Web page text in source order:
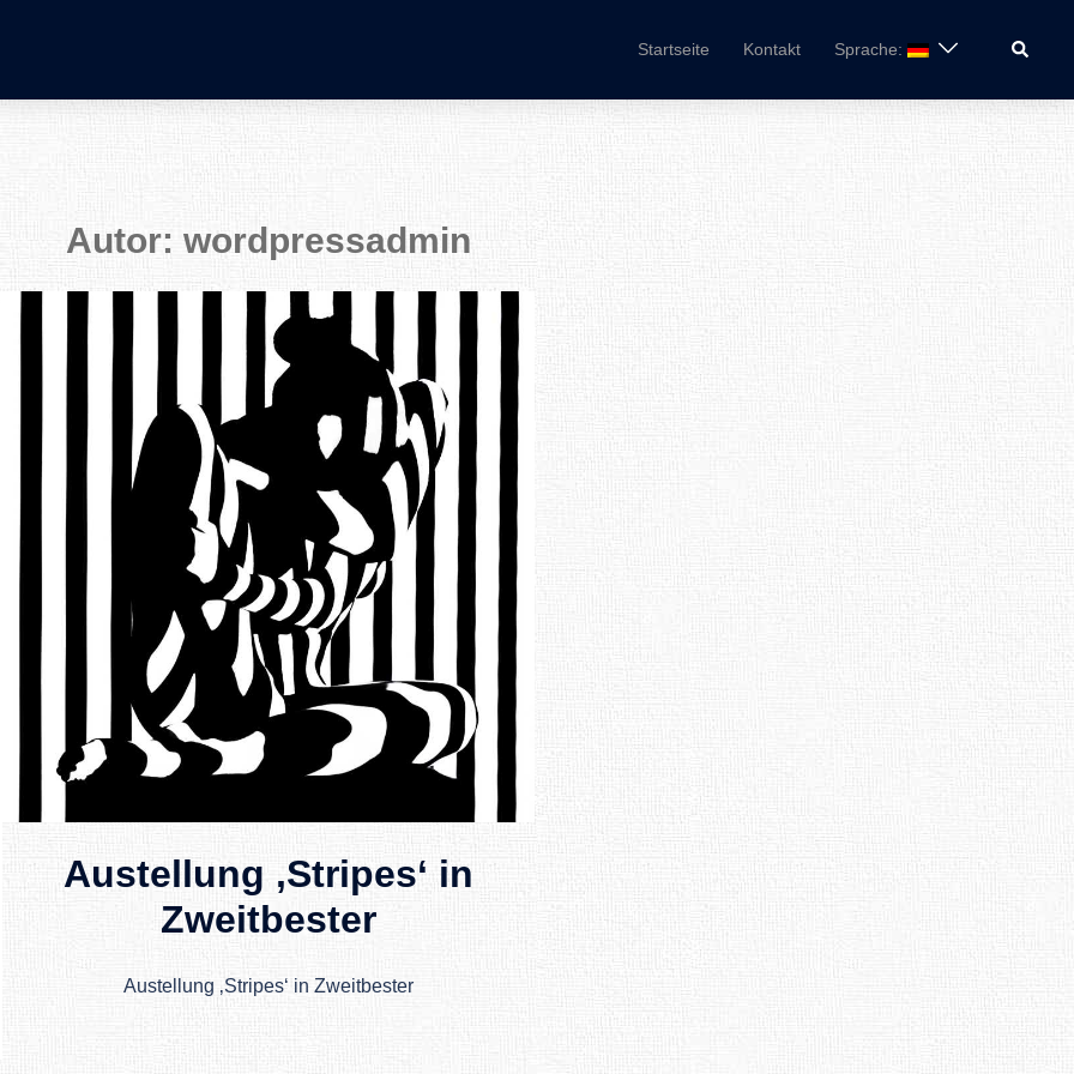
Startseite Kontakt Sprache: Suche
Autor: wordpressadmin
Austellung ‚Stripes‘ in
Zweitbester
Austellung ‚Stripes‘ in Zweitbester